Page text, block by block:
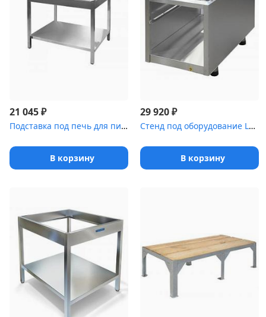
21 045₽
Подставка под печь для пиццы Luxstahl
В корзину
29 920₽
Стенд под оборудование LOTUS [М-6]
В корзину